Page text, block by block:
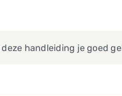
handleiding je goed